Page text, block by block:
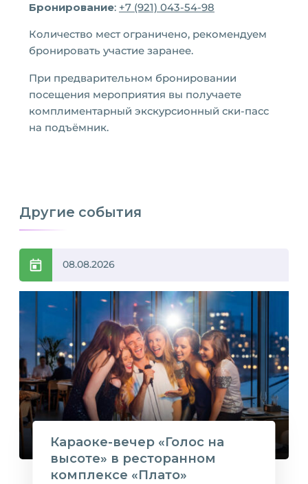
Бронирование: +7 (921) 043-54-98
Количество мест ограничено, рекомендуем
бронировать участие заранее.
При предварительном бронировании
посещения мероприятия вы получаете
комплиментарный экскурсионный ски-пасс
на подъёмник.
Другие события
08.08.2026
Караоке-вечер «Голос на
высоте» в ресторанном
комплексе «Плато»